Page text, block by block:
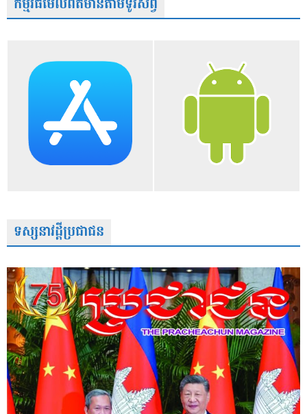
ទស្សនាវដ្តីប្រជាជន